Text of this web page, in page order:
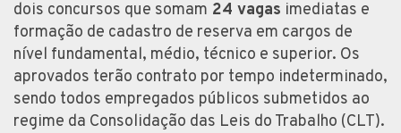
dois concursos que somam 24 vagas imediatas e
formação de cadastro de reserva em cargos de
nível fundamental, médio, técnico e superior. Os
aprovados terão contrato por tempo indeterminado,
sendo todos empregados públicos submetidos ao
regime da Consolidação das Leis do Trabalho (CLT).